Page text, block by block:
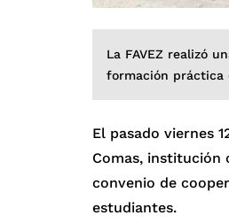
La FAVEZ realizó
formación práctica
El pasado viernes
Comas, institución
convenio de
estudiantes.